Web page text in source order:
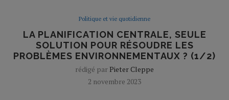
Politique et vie quotidienne
LA PLANIFICATION CENTRALE, SEULE
SOLUTION POUR RÉSOUDRE LES
PROBLÈMES ENVIRONNEMENTAUX ? (1/2)
rédigé par Pieter Cleppe
2 novembre 2023